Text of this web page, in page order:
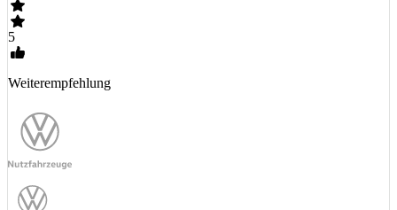
5
Weiterempfehlung